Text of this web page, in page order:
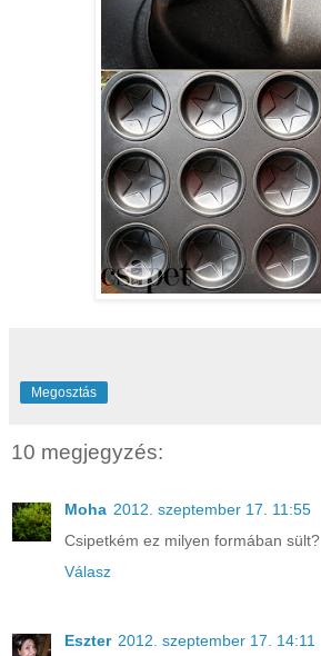
Megosztás
10 megjegyzés:
Moha 2012. szeptember 17. 11:55
Csipetkém ez milyen formában sült?
Válasz
Eszter 2012. szeptember 17. 14:11